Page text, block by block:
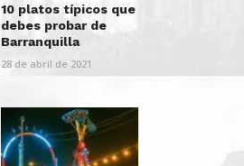
10 platos típicos que
debes probar de
Barranquilla
28 de abril de 2021